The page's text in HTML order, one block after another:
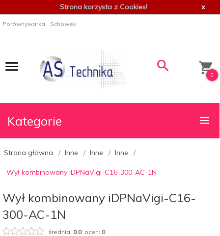
Strona korzysta z Cookies! x
Porównywarka Schowek
0
Kategorie
Strona główna Inne Inne Inne
Wył kombinowany iDPNaVigi-C16-300-AC-1N
Wył kombinowany iDPNaVigi-C16-
300-AC-1N
średnia: 0.0ocen: 0